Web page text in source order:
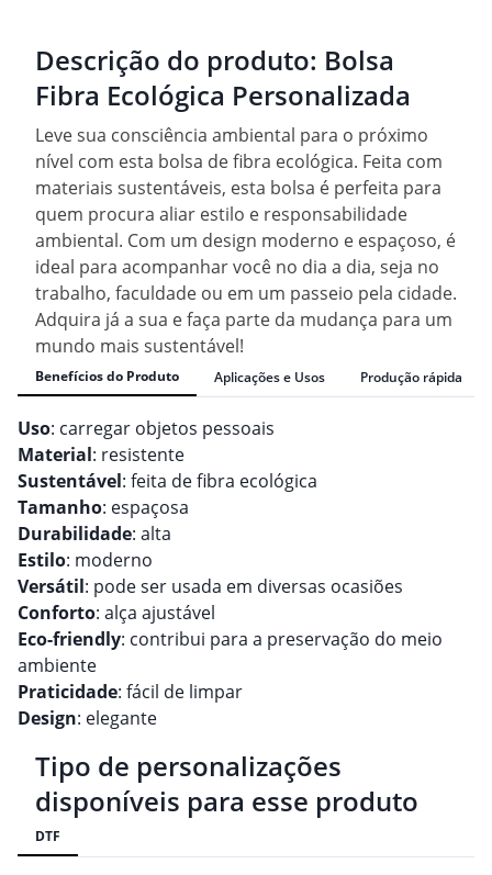
Descrição do produto: Bolsa
Fibra Ecológica Personalizada
Leve sua consciência ambiental para o próximo
nível com esta bolsa de fibra ecológica. Feita com
materiais sustentáveis, esta bolsa é perfeita para
quem procura aliar estilo e responsabilidade
ambiental. Com um design moderno e espaçoso, é
ideal para acompanhar você no dia a dia, seja no
trabalho, faculdade ou em um passeio pela cidade.
Adquira já a sua e faça parte da mudança para um
mundo mais sustentável!
Benefícios do Produto Aplicações e Usos Produção rápida
Uso: carregar objetos pessoais
Material: resistente
Sustentável: feita de fibra ecológica
Tamanho: espaçosa
Durabilidade: alta
Estilo: moderno
Versátil: pode ser usada em diversas ocasiões
Conforto: alça ajustável
Eco-friendly: contribui para a preservação do meio
ambiente
Praticidade: fácil de limpar
Design: elegante
Tipo de personalizações
disponíveis para esse produto
DTF